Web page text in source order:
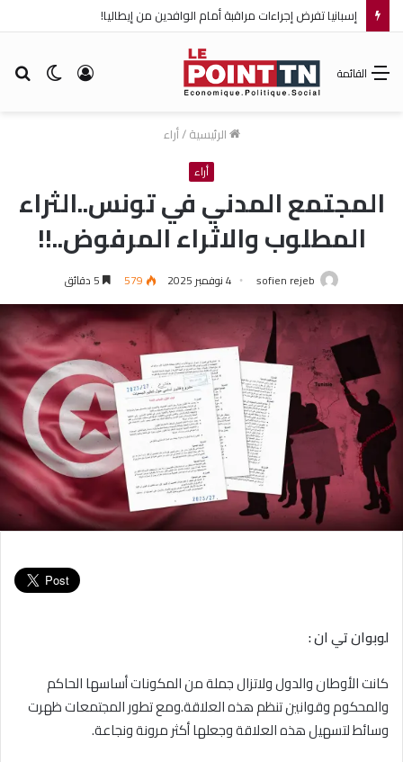
إسبانيا تفرض إجراءات مراقبة أمام الوافدين من إيطاليا!
الوضع تسجيل
القائمة
الرئيسية/أراء
أراء
المجتمع المدني في تونس..الثراء
المطلوب والاثراء المرفوض..!!
sofien rejeb 4 نوفمبر 2025 579
لوبوان تي ان :
كانت الأوطان والدول ولاتزال جملة من المكونات أساسها الحاكم
والمحكوم وقوانين تنظم هذه العلاقة.ومع تطور المجتمعات ظهرت
وسائط لتسهيل هذه العلاقة وجعلها أكثر مرونة ونجاعة.